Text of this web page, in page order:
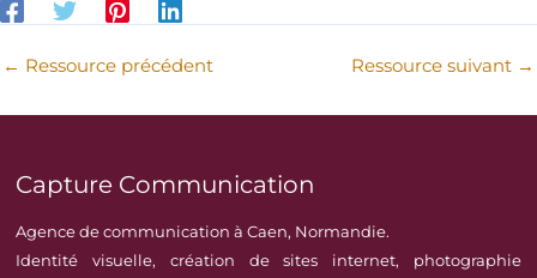
← Ressource précédent Ressource suivant →
Capture Communication
Agence de communication à Caen, Normandie.
Identité visuelle, création de sites internet, photographie